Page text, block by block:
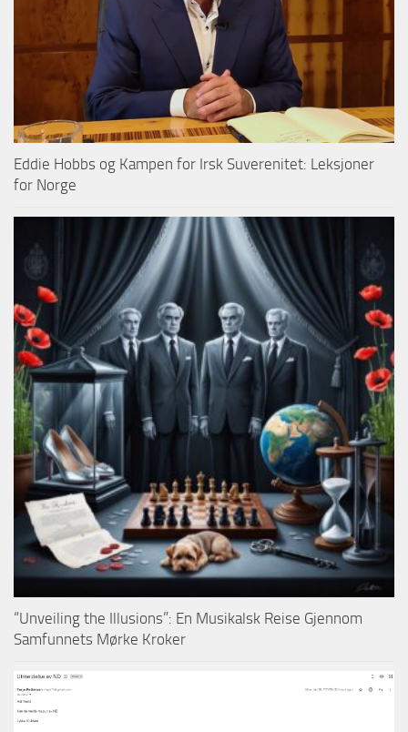
Eddie Hobbs og Kampen for Irsk Suverenitet: Leksjoner
for Norge
“Unveiling the Illusions”: En Musikalsk Reise Gjennom
Samfunnets Mørke Kroker